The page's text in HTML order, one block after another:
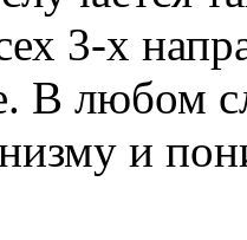
3-х
В любом
и